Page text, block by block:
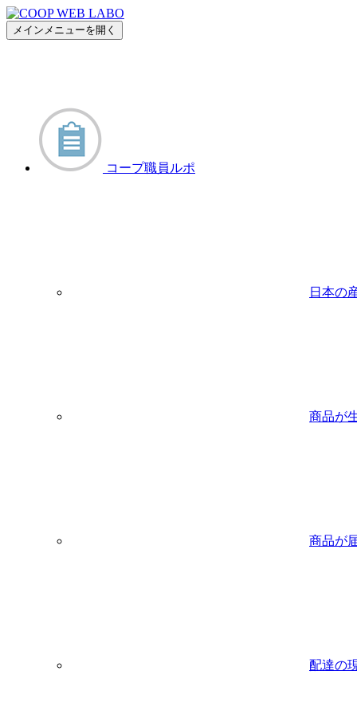
メインメニューを開く
コープ職員ルポ
日本の
商品が
商品が
配達の